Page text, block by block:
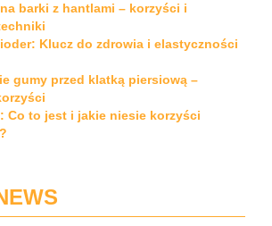
barki z hantlami – korzyści i
Klucz do zdrowia i elastyczności
gumy przed klatką piersiową –
Co to jest i jakie niesie korzyści